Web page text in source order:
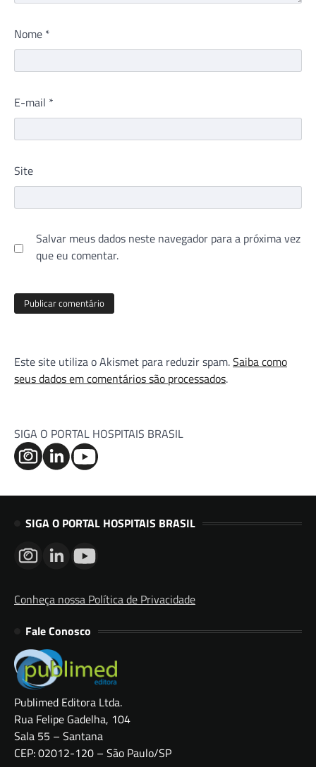
Nome *
E-mail *
Site
Salvar meus dados neste navegador para a próxima vez
que eu comentar.
Este site utiliza o Akismet para reduzir spam.Saiba como
seus dados em comentários são processados.
SIGA O PORTAL HOSPITAIS BRASIL
SIGA O PORTAL HOSPITAIS BRASIL
Conheça nossa Política de Privacidade
Fale Conosco
Publimed Editora Ltda.
Rua Felipe Gadelha, 104
Sala 55 – Santana
CEP: 02012-120 – São Paulo/SP